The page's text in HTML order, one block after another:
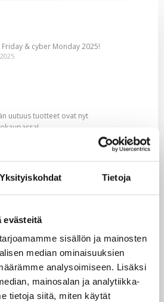
Yksityiskohdat Tietoja
evästeitä
sisällön ja mainosten
median ominaisuuksien
analysoimiseen. Lisäksi
mainosalan ja analytiikka-
tietoja siitä, miten käytät
Friday & cyber Monday 2025!
uutuus tuotteet ovat nyt
Ystävänpäivä ale
Friday & cyber Monday 2024!